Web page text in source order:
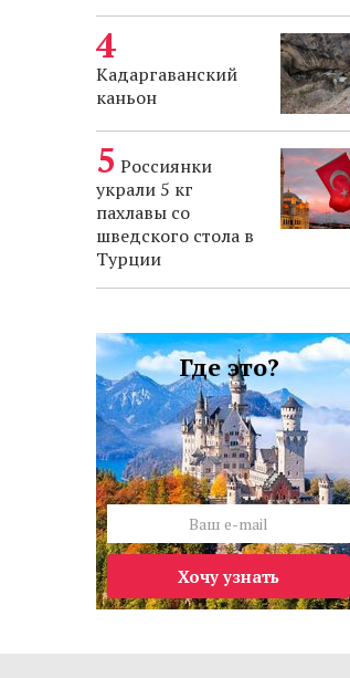
Кадаргаванский
каньон
Россиянки
украли 5 кг
пахлавы со
шведского стола в
Турции
Где это?
Хочу узнать